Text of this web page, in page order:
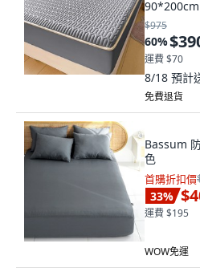
90*200cm
$975
60%
運費 $70
8/18 預計
免費退貨
Bassum
色
首購折扣價
33%
運費 $195
WOW免運